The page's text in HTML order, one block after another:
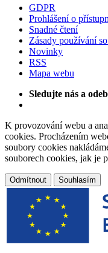
GDPR
Prohlášení o
Snadné čtení
Zásady používání
Novinky
RSS
Mapa webu
Sledujte nás a
K provozování webu a
cookies. Procházením
soubory cookies
souborech cookies, jak je
Odmítnout Souhlasím